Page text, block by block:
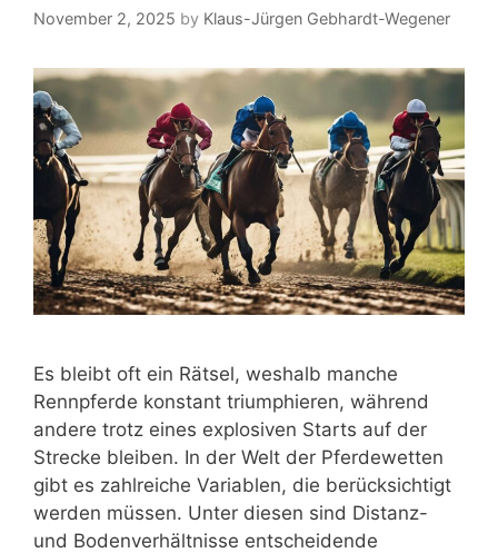
November 2, 2025 by Klaus-Jürgen Gebhardt-Wegener
Es bleibt oft ein Rätsel, weshalb manche
Rennpferde konstant triumphieren, während
andere trotz eines explosiven Starts auf der
Strecke bleiben. In der Welt der Pferdewetten
gibt es zahlreiche Variablen, die berücksichtigt
werden müssen. Unter diesen sind Distanz-
und Bodenverhältnisse entscheidende